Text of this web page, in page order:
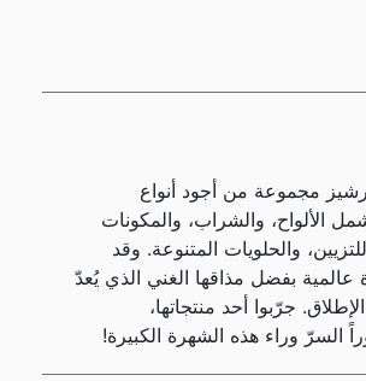
مجموعة من أجود أنواع
الألواح، والشراب، والمكونات
والحلويات المتنوعة. وقد
بفضل مذاقها الغني الذي يُعدّ
جرّبوا أحد منتجاتها،
السرّ وراء هذه الشهرة الكبيرة!